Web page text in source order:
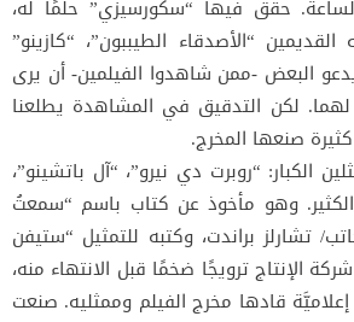
حقق فيها “سكورسيزي” حلمًا له،
“الأصدقاء الطيببون”، “كازينو”
البعض -ممن شاهدوا الفيلمين- أن يرى
لهما. لكن التدقيق في المشاهدة يطلعنا
صنعها المخرج.
الكبار: “روبرت دي نيرو”، “آل باتشينو”،
وهو مأخوذ عن كتاب باسم “سمعتُ
تشارلز براندت، وكتبه للتمثيل “ستيفن
الإنتاج ترويجًا ضخمًا قبل الانتهاء منه،
قادها مخرج الفيلم وممثليه. صنعت